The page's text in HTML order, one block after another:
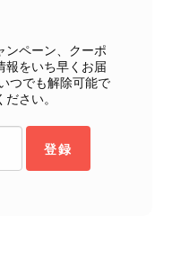
し、見えない部分も含め
だきたいです。
にお待ちいただいた
のご不安を含め、残
ます。お受け取りに
ちを思うと、大変心
ンペーン、クーポ
報をいち早くお届
つでも解除可能で
さい。
登録